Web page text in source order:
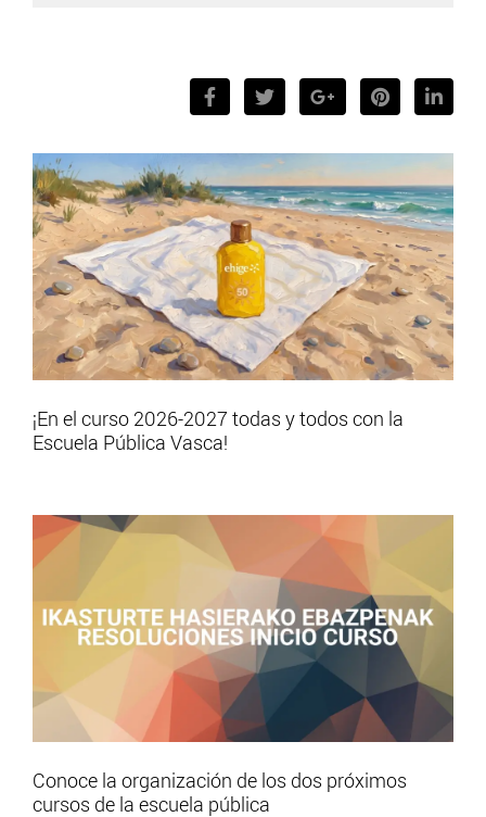
¡En el curso 2026-2027 todas y todos con la
Escuela Pública Vasca!
Conoce la organización de los dos próximos
cursos de la escuela pública